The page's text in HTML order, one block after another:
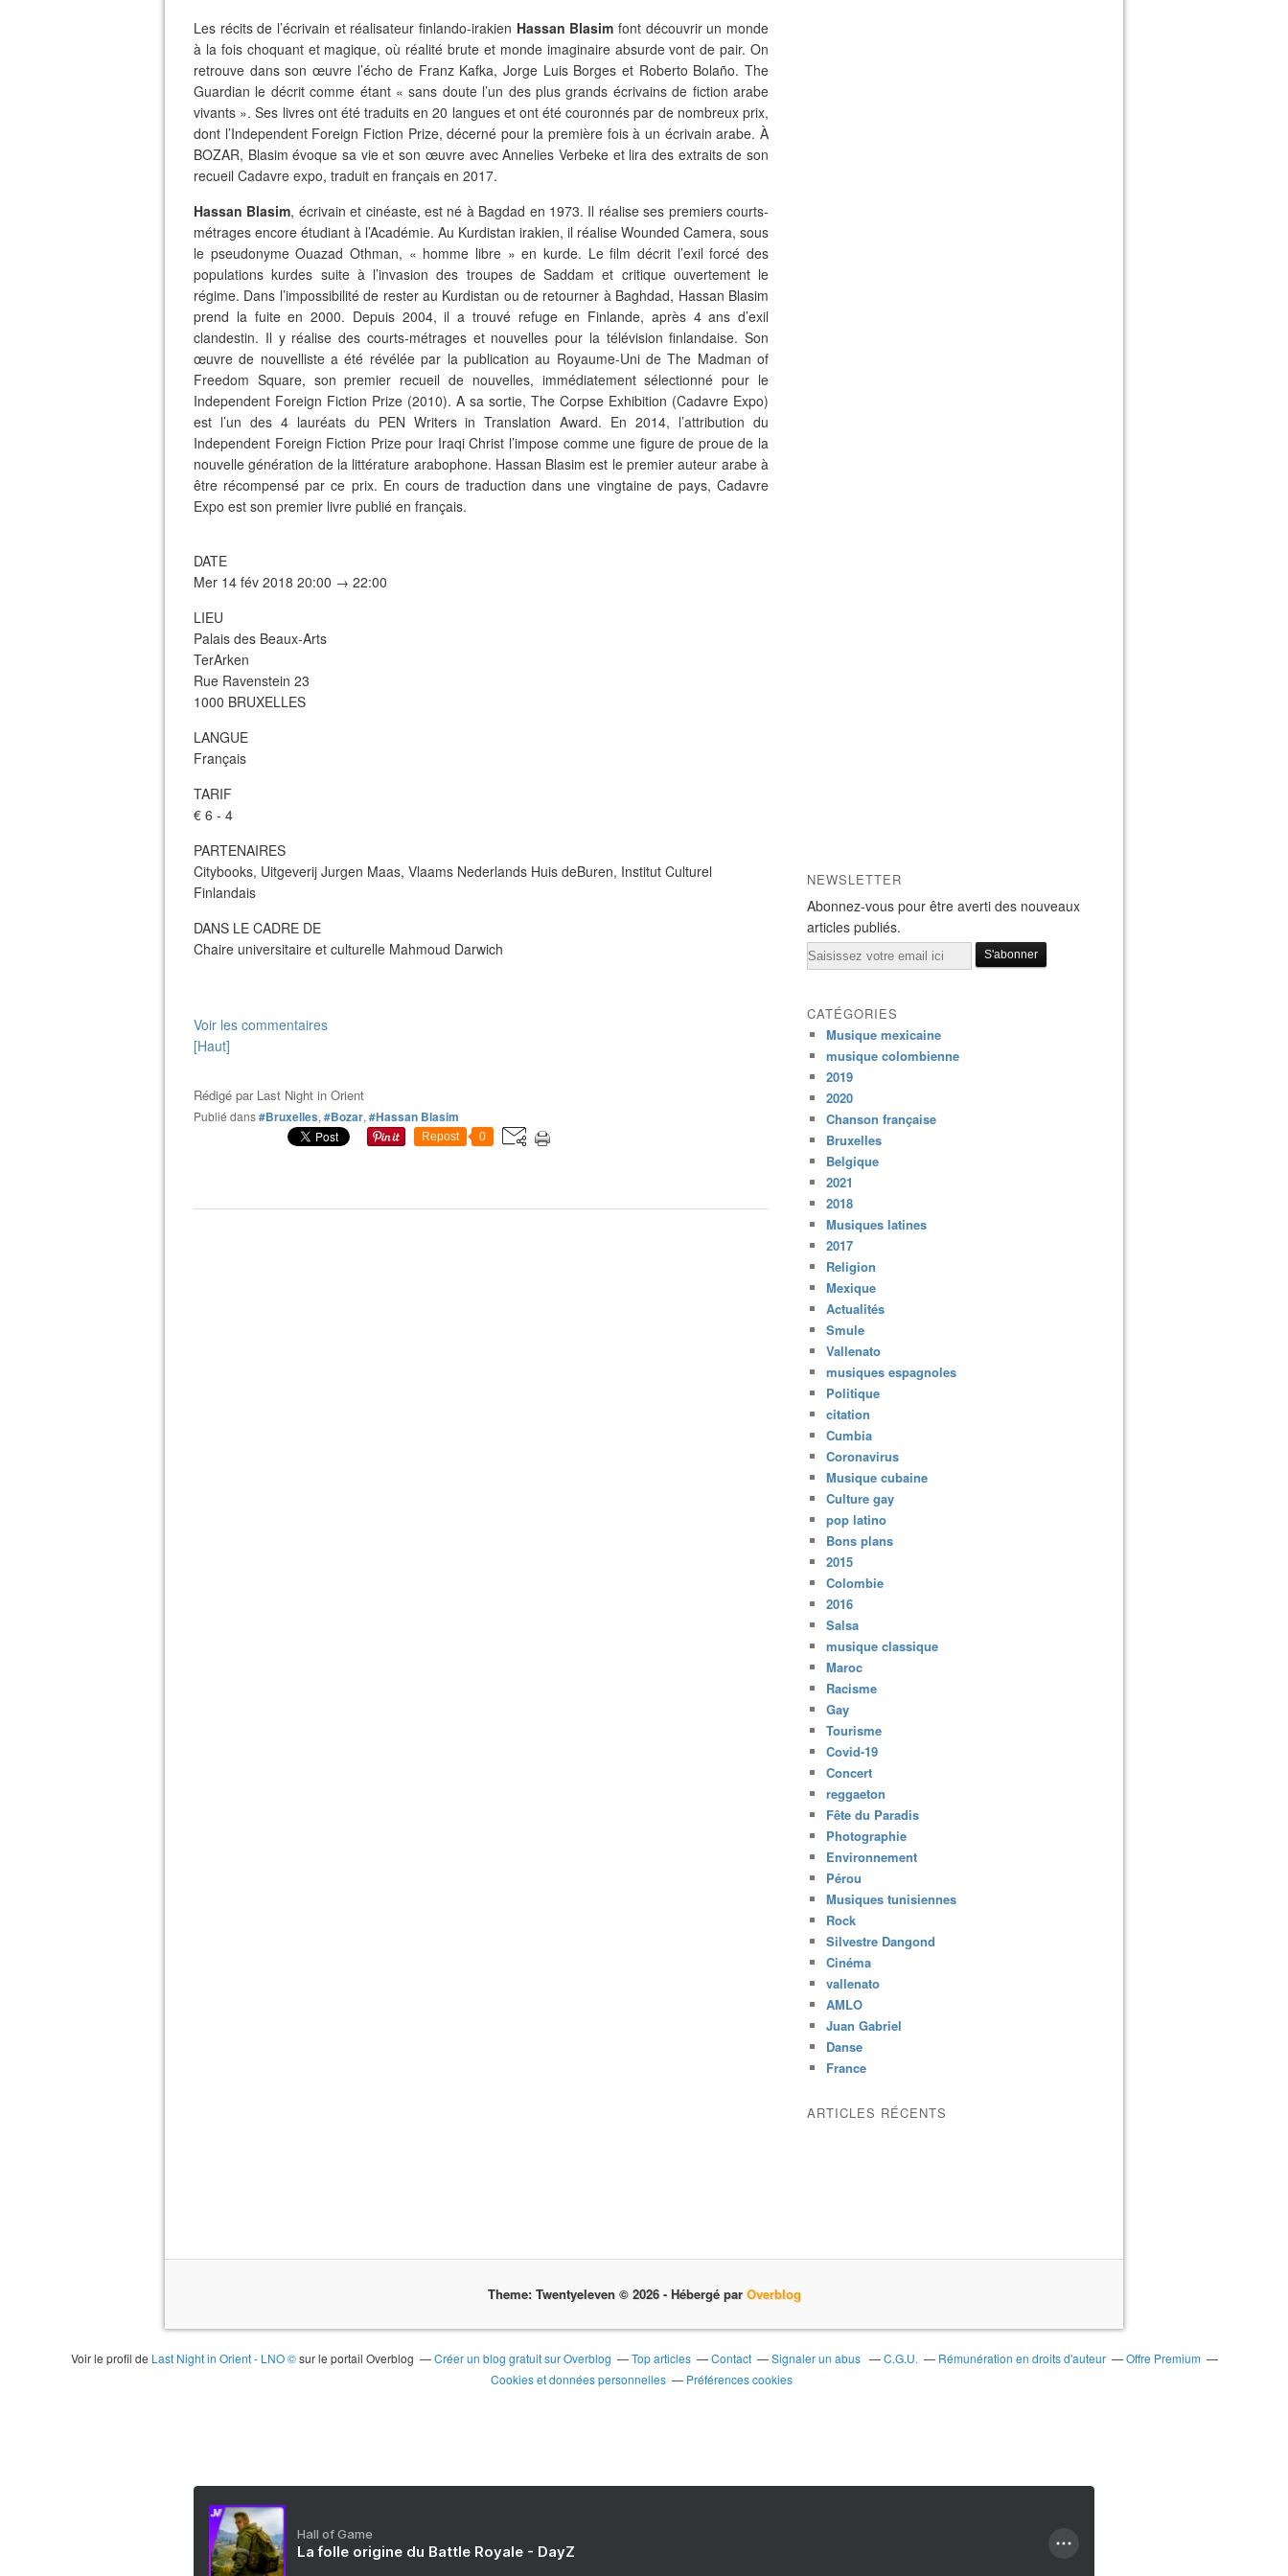
Les récits de l’écrivain et réalisateur finlando-irakien Hassan Blasim font découvrir un monde
à la fois choquant et magique, où réalité brute et monde imaginaire absurde vont de pair. On
retrouve dans son œuvre l’écho de Franz Kafka, Jorge Luis Borges et Roberto Bolaño. The
Guardian le décrit comme étant « sans doute l’un des plus grands écrivains de fiction arabe
vivants ». Ses livres ont été traduits en 20 langues et ont été couronnés par de nombreux prix,
dont l’Independent Foreign Fiction Prize, décerné pour la première fois à un écrivain arabe. À
BOZAR, Blasim évoque sa vie et son œuvre avec Annelies Verbeke et lira des extraits de son
recueil Cadavre expo, traduit en français en 2017.
Hassan Blasim, écrivain et cinéaste, est né à Bagdad en 1973. Il réalise ses premiers courts-
métrages encore étudiant à l’Académie. Au Kurdistan irakien, il réalise Wounded Camera, sous
le pseudonyme Ouazad Othman, « homme libre » en kurde. Le film décrit l’exil forcé des
populations kurdes suite à l’invasion des troupes de Saddam et critique ouvertement le
régime. Dans l’impossibilité de rester au Kurdistan ou de retourner à Baghdad, Hassan Blasim
prend la fuite en 2000. Depuis 2004, il a trouvé refuge en Finlande, après 4 ans d’exil
clandestin. Il y réalise des courts-métrages et nouvelles pour la télévision finlandaise. Son
œuvre de nouvelliste a été révélée par la publication au Royaume-Uni de The Madman of
Freedom Square, son premier recueil de nouvelles, immédiatement sélectionné pour le
Independent Foreign Fiction Prize (2010). A sa sortie, The Corpse Exhibition (Cadavre Expo)
est l’un des 4 lauréats du PEN Writers in Translation Award. En 2014, l’attribution du
Independent Foreign Fiction Prize pour Iraqi Christ l’impose comme une figure de proue de la
nouvelle génération de la littérature arabophone. Hassan Blasim est le premier auteur arabe à
être récompensé par ce prix. En cours de traduction dans une vingtaine de pays, Cadavre
Expo est son premier livre publié en français.
DATE
Mer 14 fév 2018 20:00 → 22:00
LIEU
Palais des Beaux-Arts
TerArken
Rue Ravenstein 23
1000 BRUXELLES
LANGUE
Français
TARIF
€ 6 - 4
PARTENAIRES
Citybooks, Uitgeverij Jurgen Maas, Vlaams Nederlands Huis deBuren, Institut Culturel
Finlandais
DANS LE CADRE DE
Chaire universitaire et culturelle Mahmoud Darwich
Voir les commentaires
[Haut]
Rédigé par Last Night in Orient
Publié dans#Bruxelles, #Bozar, #Hassan Blasim
Repost 0
NEWSLETTER
Abonnez-vous pour être averti des nouveaux
articles publiés.
Email
CATÉGORIES
Musique mexicaine
musique colombienne
2019
2020
Chanson française
Bruxelles
Belgique
2021
2018
Musiques latines
2017
Religion
Mexique
Actualités
Smule
Vallenato
musiques espagnoles
Politique
citation
Cumbia
Coronavirus
Musique cubaine
Culture gay
pop latino
Bons plans
2015
Colombie
2016
Salsa
musique classique
Maroc
Racisme
Gay
Tourisme
Covid-19
Concert
reggaeton
Fête du Paradis
Photographie
Environnement
Pérou
Musiques tunisiennes
Rock
Silvestre Dangond
Cinéma
vallenato
AMLO
Juan Gabriel
Danse
France
ARTICLES RÉCENTS
Theme: Twentyeleven © 2026 - Hébergé par Overblog
Voir le profil de Last Night in Orient - LNO ©sur le portail Overblog Créer un blog gratuit sur Overblog Top articles Contact Signaler un abus C.G.U. Rémunération en droits d'auteur
Offre Premium
Cookies et données personnelles
Préférences cookies
Hall of Game
La folle origine du Battle Royale - DayZ